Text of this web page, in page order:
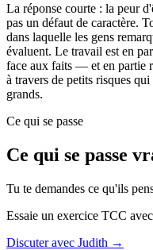
La réponse courte : la peur
pas un défaut de caractère.
dans laquelle les gens
évaluent. Le travail est en
face aux faits — et en partie
à travers de petits risques
grands.
Ce qui se passe
Ce qui se passe
Tu te demandes ce qu'ils
Essaie un exercice TCC
Discuter avec Judith →